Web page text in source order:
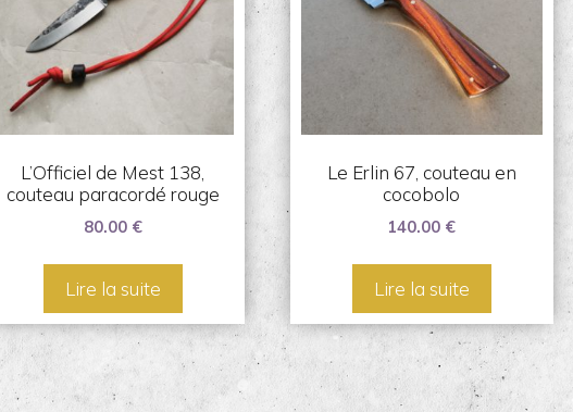
L’Officiel de Mest 138,
couteau paracordé rouge
80.00 €
Lire la suite
Le Erlin 67, couteau en
cocobolo
140.00 €
Lire la suite